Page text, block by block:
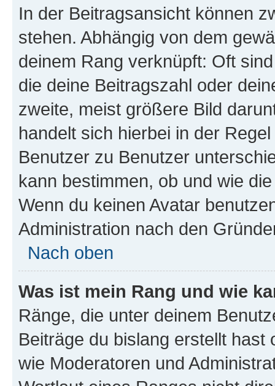
In der Beitragsansicht können
stehen. Abhängig von dem
deinem Rang verknüpft: Oft
die deine Beitragszahl oder
zweite, meist größere Bild
handelt sich hierbei in der
Benutzer zu Benutzer
kann bestimmen, ob und wie
Wenn du keinen Avatar
Administration nach den
Nach oben
Was ist mein Rang und wie
Ränge, die unter deinem
Beiträge du bislang erstellt
wie Moderatoren und